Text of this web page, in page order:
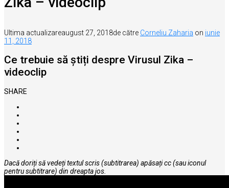
Ultima actualizareaugust 27, 2018de către Corneliu Zaharia on iunie
11, 2018
Ce trebuie să știți despre Virusul Zika –
videoclip
SHARE
Dacă doriți să vedeți textul scris (subtitrarea) apăsați cc (sau iconul
pentru subtitrare) din dreapta jos.